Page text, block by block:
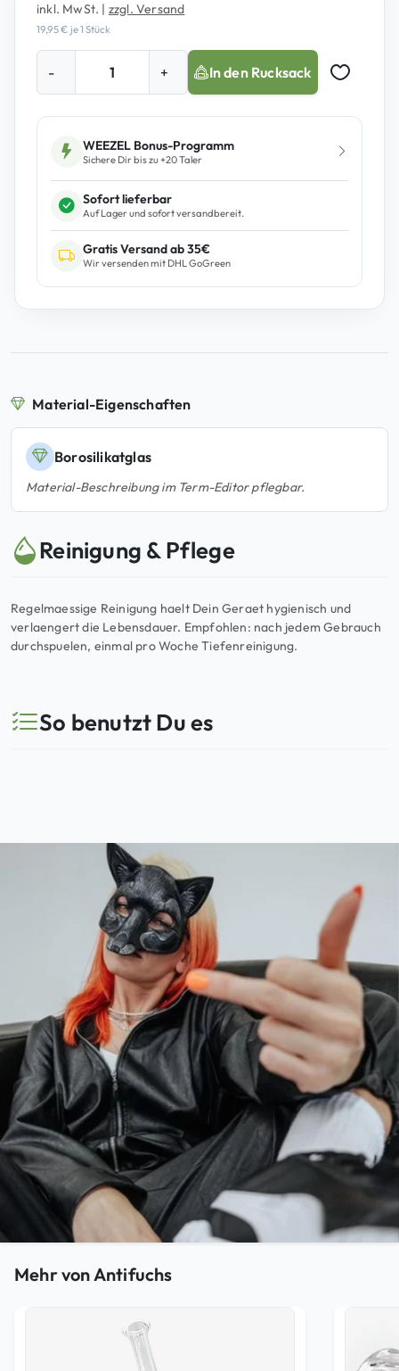
inkl. MwSt. | zzgl. Versand
19,95€ je 1 Stück
-
i
p
M
e
n
g
e
+ In den Rucksack
Auf
WEEZEL Bonus-Programm
Sichere Dir bis zu +20Taler
Sofort lieferbar
Auf Lager und sofort versandbereit.
Gratis Versand ab 35€
Wir versenden mit DHL GoGreen
Material-Eigenschaften
Borosilikatglas
Material-Beschreibung im Term-Editor pflegbar.
Reinigung & Pflege
Regelmaessige Reinigung haelt Dein Geraet hygienisch und
verlaengert die Lebensdauer. Empfohlen: nach jedem Gebrauch
durchspuelen, einmal pro Woche Tiefenreinigung.
So benutzt Du es
Mehr von Antifuchs